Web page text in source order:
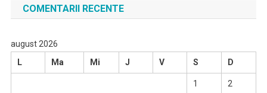
COMENTARII RECENTE
august 2026
L
Ma Mi J V S D
1 2